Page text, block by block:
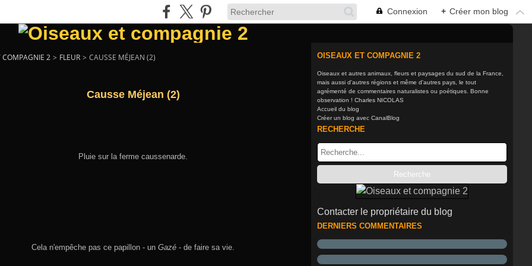
Connexion + Créer mon blog
COMPAGNIE 2 > FLEUR > CAUSSE MÉJEAN (2)
Causse Méjean (2)
Pluie sur la ferme caussenarde.
Cela n'empêche pas ce papillon - un Gazé - de faire sa vie.
OISEAUX ET COMPAGNIE 2
Oiseaux et autres animaux, fleurs et paysages du sud de la France,
mais aussi d'autres régions et même d'autres pays, le tout
agrémenté de commentaires naturalistes ou poétiques. Bonne
observation ! Charles NICOLAS
Accueil du blog
Créer un blog avec CanalBlog
RECHERCHE
Contacter le propriétaire du blog
DERNIERS COMMENTAIRES